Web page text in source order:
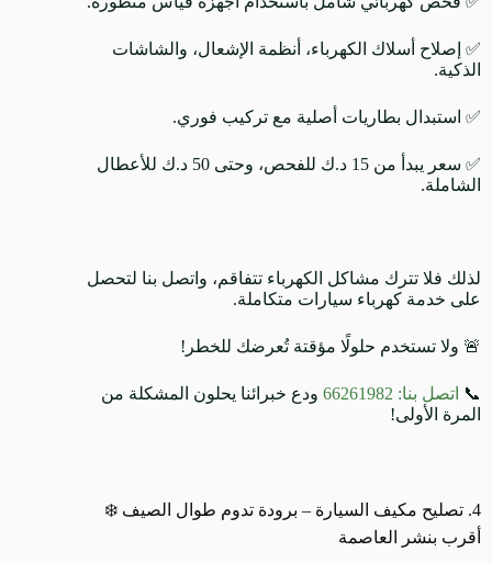
✅ إصلاح أسلاك الكهرباء، أنظمة الإشعال، والشاشات
الذكية.
✅ استبدال بطاريات أصلية مع تركيب فوري.
✅ سعر يبدأ من 15 د.ك للفحص، وحتى 50 د.ك للأعطال
الشاملة.
لذلك فلا تترك مشاكل الكهرباء تتفاقم، واتصل بنا لتحصل
على خدمة كهرباء سيارات متكاملة.
🚨 ولا تستخدم حلولًا مؤقتة تُعرضك للخطر!
📞 اتصل بنا: 66261982
ودع خبرائنا يحلون المشكلة من
المرة الأولى!
4. تصليح مكيف السيارة – برودة تدوم طوال الصيف ❄️
أقرب بنشر العاصمة